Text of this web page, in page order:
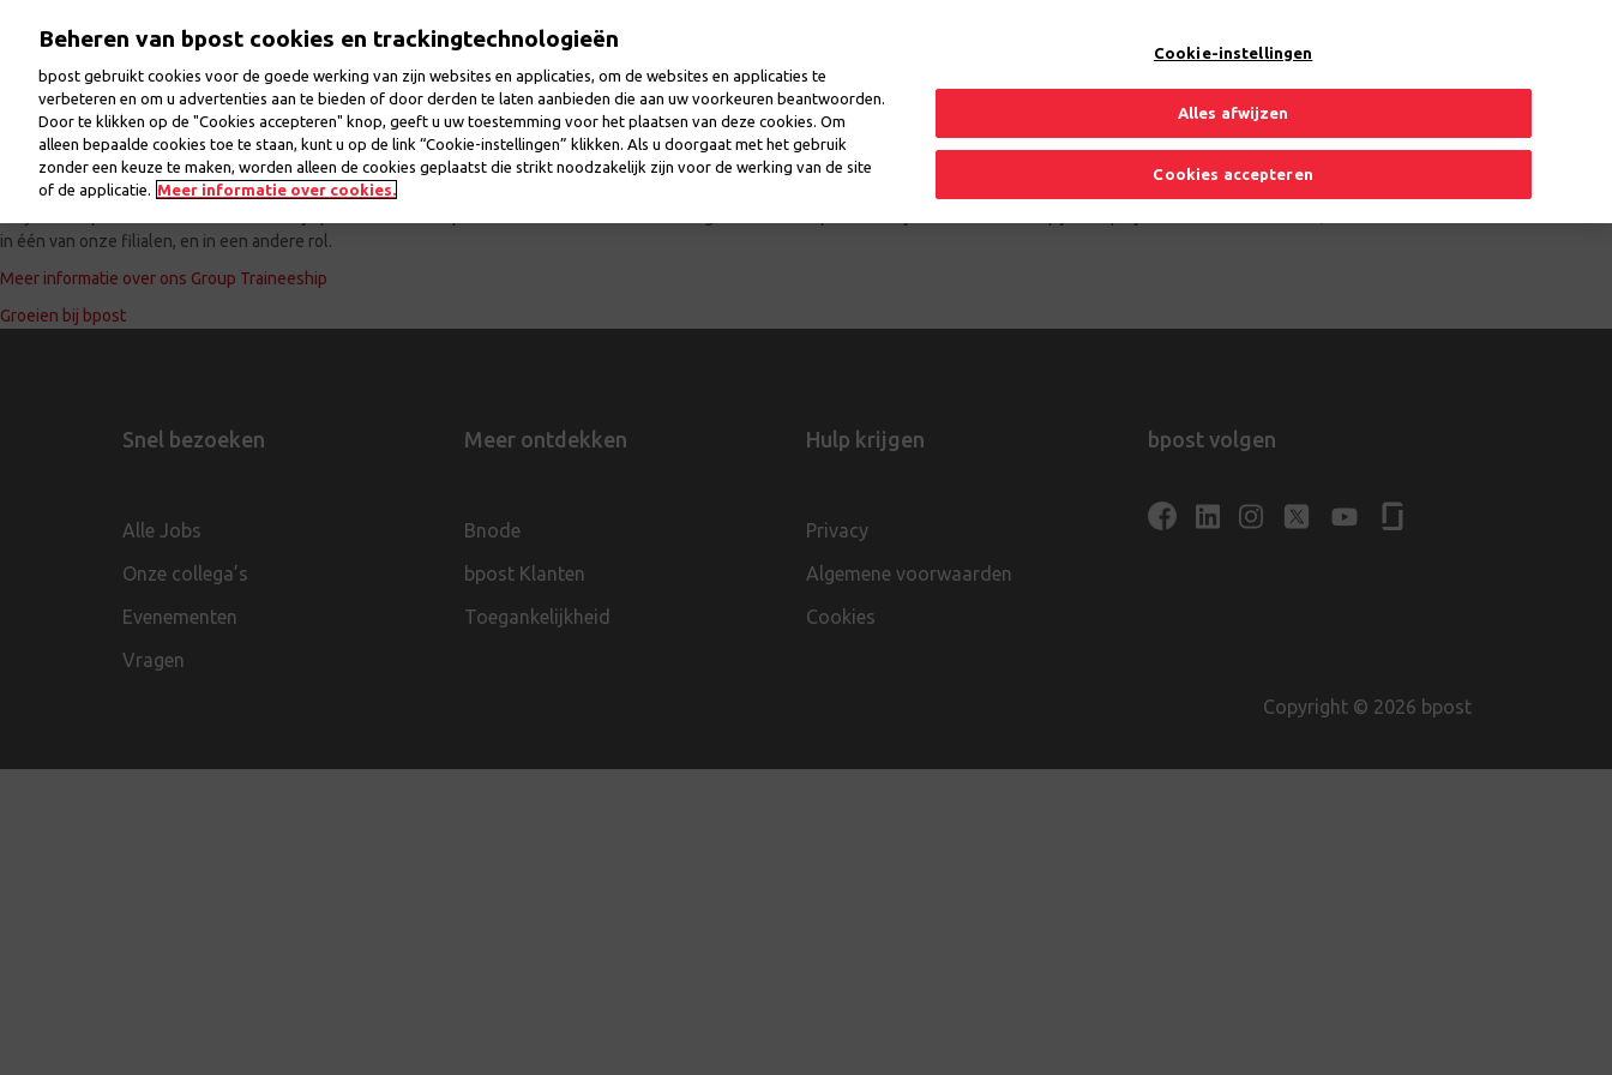
inhoud
Welkom Jobs Onze collega’s Onze werkplekken Evenementen Vragen
Ingediend doorJohan_CLAESopma, 12/06/2021 - 12:25
in één van onze filialen, en in een andere rol.
Meer informatie over ons Group Traineeship
Groeien bij bpost
Snel bezoeken
Alle Jobs
Onze collega’s
Evenementen
Vragen
Meer ontdekken
Bnode
bpost Klanten
Toegankelijkheid
Hulp krijgen
Privacy
Algemene voorwaarden
Cookies
bpost volgen
Copyright © 2026 bpost
Beheren van bpost cookies en trackingtechnologieën
bpost gebruikt cookies voor de goede werking van zijn websites en applicaties, om de websites en applicaties te
verbeteren en om u advertenties aan te bieden of door derden te laten aanbieden die aan uw voorkeuren beantwoorden.
Door te klikken op de "Cookies accepteren" knop, geeft u uw toestemming voor het plaatsen van deze cookies. Om
alleen bepaalde cookies toe te staan, kunt u op de link “Cookie-instellingen” klikken. Als u doorgaat met het gebruik
zonder een keuze te maken, worden alleen de cookies geplaatst die strikt noodzakelijk zijn voor de werking van de site
of de applicatie. Meer informatie over cookies.
Cookie-instellingen
Alles afwijzen
Cookies accepteren